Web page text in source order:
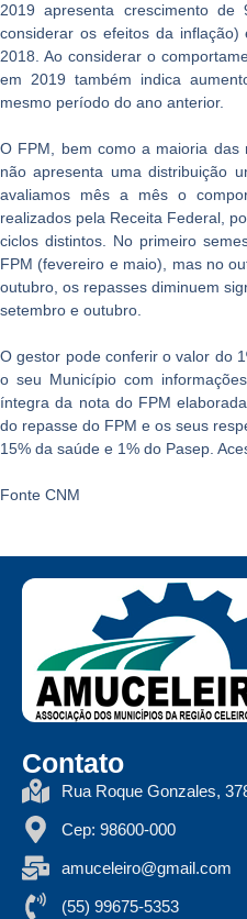
2019 apresenta crescimento de
considerar os efeitos da
2018. Ao considerar o
em 2019 também indica
mesmo período do ano anterior.
O FPM, bem como a maioria das
não apresenta uma distribuição
avaliamos mês a mês o
realizados pela Receita Federal,
ciclos distintos. No primeiro
FPM (fevereiro e maio), mas no
outubro, os repasses diminuem
setembro e outubro.
O gestor pode conferir o valor do
o seu Município com
íntegra da nota do FPM
do repasse do FPM e os seus
15% da saúde e 1% do Pasep.
Fonte CNM
Contato
Rua Roque Gonzales,
Cep: 98600-000
amuceleiro@gmail.com
(55) 99675-5353